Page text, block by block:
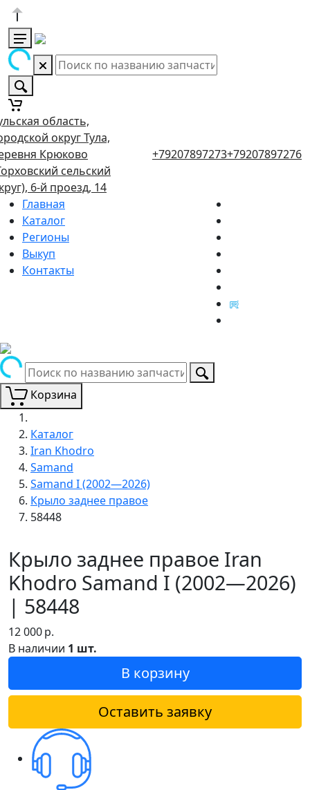
область,
округ Тула,
Крюково
сельский
6-й проезд, 14
+79207897273+79207897276
Главная
Каталог
Регионы
Выкуп
Контакты
Корзина
Каталог
Iran Khodro
Samand
Samand I (2002—2026)
Крыло заднее правое
58448
Крыло заднее правое Iran
Khodro Samand I (2002—2026)
| 58448
12 000р.
В наличии 1 шт.
В корзину
Оставить заявку